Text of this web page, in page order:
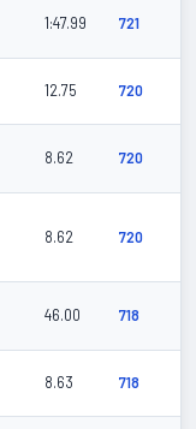
1:47.99 721
12.75 720
8.62 720
8.62 720
46.00 718
8.63 718